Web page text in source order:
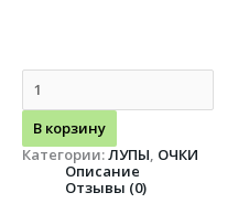
В корзину
Категории:ЛУПЫ ОЧКИ
Описание
Отзывы (0)